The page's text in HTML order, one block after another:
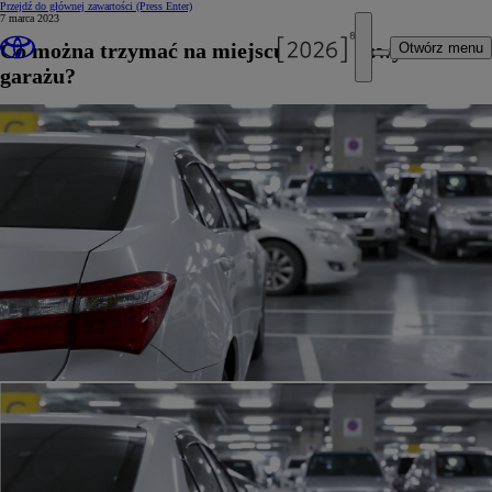
Przejdź do głównej zawartości (Press Enter)
Otwórz menu
7 marca 2023
Co można trzymać na miejscu parkingowym w
garażu?